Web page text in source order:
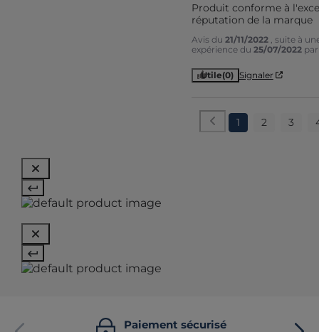
Produit conforme à
réputation de la marque
Avis du 21/11/2022
, suite à
expérience du 25/07/2022
Utile(0) Signaler
1 2 3
Paiement sécurisé